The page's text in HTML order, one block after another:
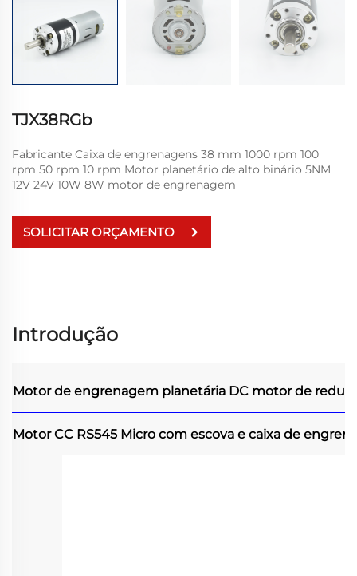
TJX38RGb
Fabricante Caixa de engrenagens 38 mm 1000 rpm 100
rpm 50 rpm 10 rpm Motor planetário de alto binário 5NM
12V 24V 10W 8W motor de engrenagem
SOLICITAR ORÇAMENTO
Introdução
Motor de engrenagem planetária DC motor de
Motor CC RS545 Micro com escova e caixa de